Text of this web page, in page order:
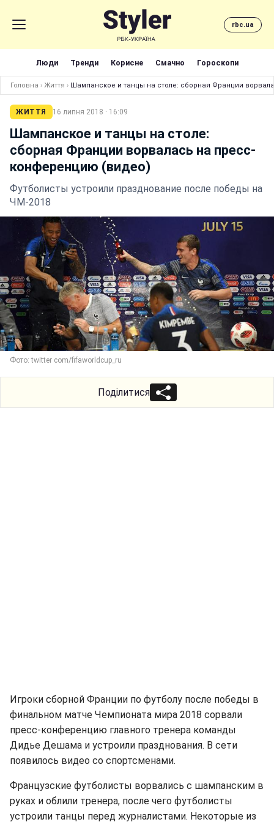
rbc.ua
Люди Тренди Корисне Смачно Гороскопи
Головна › Життя › Шампанское и танцы на столе: сборная Франции
ЖИТТЯ 16 липня 2018 · 16:09
Шампанское и танцы на столе:
сборная Франции ворвалась на пресс-
конференцию (видео)
Футболисты устроили празднование после победы на
ЧМ-2018
Фото: twitter com/fifaworldcup_ru
Поділитися
Игроки сборной Франции по футболу после победы в
финальном матче Чемпионата мира 2018 сорвали
пресс-конференцию главного тренера команды
Дидье Дешама и устроили празднования. В сети
появилось видео со спортсменами.
Французские футболисты ворвались с шампанским в
руках и облили тренера, после чего футболисты
устроили танцы перед журналистами. Некоторые из